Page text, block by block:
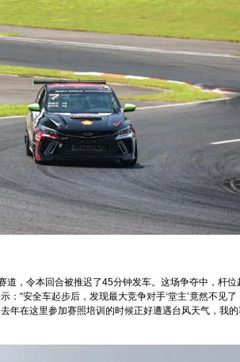
，令本回合被推迟了45分钟发车。这场争夺中，杆
“安全车起步后，发现最大竞争对手‘堂主’竟然不见了
在这里参加赛照培训的时候正好遭遇台风天气，我